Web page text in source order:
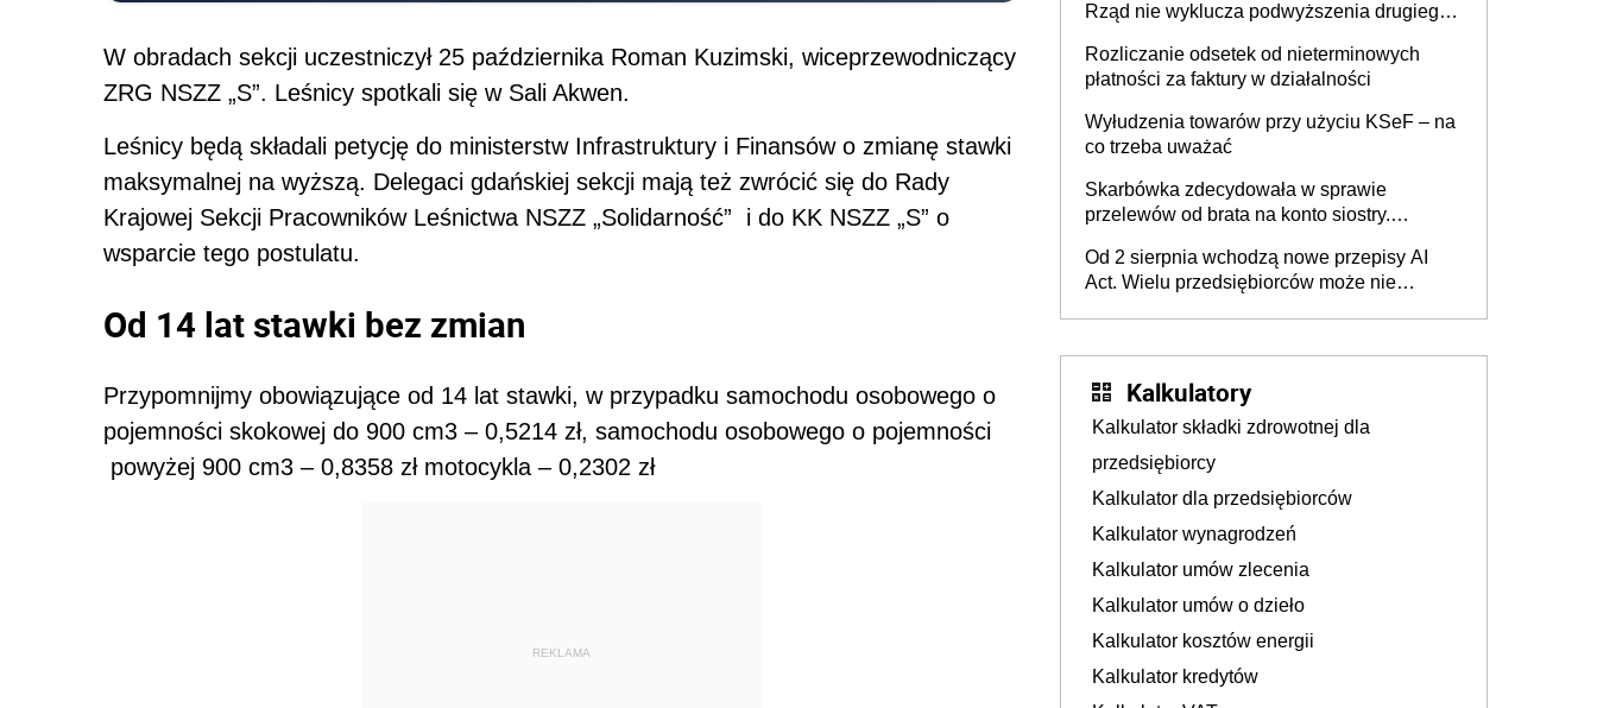
W obradach sekcji uczestniczył 25 października Roman Kuzimski, wiceprzewodniczący
ZRG NSZZ „S”. Leśnicy spotkali się w Sali Akwen.
Leśnicy będą składali petycję do ministerstw Infrastruktury i Finansów o zmianę stawki
maksymalnej na wyższą. Delegaci gdańskiej sekcji mają też zwrócić się do Rady
Krajowej Sekcji Pracowników Leśnictwa NSZZ „Solidarność” i do KK NSZZ „S” o
wsparcie tego postulatu.
Od 14 lat stawki bez zmian
Przypomnijmy obowiązujące od 14 lat stawki, w przypadku samochodu osobowego o
pojemności skokowej do 900 cm3 – 0,5214 zł, samochodu osobowego o pojemności
powyżej 900 cm3 – 0,8358 zł motocykla – 0,2302 zł
REKLAMA
Rząd nie wyklucza podwyższenia drugiego
Rozliczanie odsetek od nieterminowych
płatności za faktury w działalności
Wyłudzenia towarów przy użyciu KSeF – na
co trzeba uważać
Skarbówka zdecydowała w sprawie
przelewów od brata na konto siostry.
darowizna, ale podatku jednak nie będzie
Od 2 sierpnia wchodzą nowe przepisy AI
Act. Wielu przedsiębiorców może nie
Kalkulatory
Kalkulator składki zdrowotnej dla
przedsiębiorcy
Kalkulator dla przedsiębiorców
Kalkulator wynagrodzeń
Kalkulator umów zlecenia
Kalkulator umów o dzieło
Kalkulator kosztów energii
Kalkulator kredytów